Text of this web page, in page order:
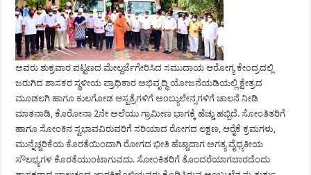
ಅವರು ಶುಕ್ರವಾರ ಪಟ್ಟಣದ ಮೇಲ್ದರ್ಜೆಗೇರಿಸಿದ ಸಮುದಾಯ ಆರೋಗ್ಯ ಕೇಂದ್ರದಲ್ಲಿ
ಜರುಗಿದ ಶಾಸಕರ ಸ್ಥಳೀಯ ಪ್ರಾಧಿಕಾರ ಅಭಿವೃದ್ಧಿ ಯೋಜನೆಯಡಿಯಲ್ಲಿ ಕ್ಷೇತ್ರದ
ಮೂಡಲಗಿ ಹಾಗೂ ಕುಲಗೋಡ ಆಸ್ಪತ್ರೆಗಳಿಗೆ ಅಂಬ್ಯುಲೇನ್ಸಗಳಿಗೆ ಚಾಲನೆ ನೀಡಿ
ಮಾತನಾಡಿ, ಕೊರೋನಾ 2ನೇ ಅಲೆಯು ಗ್ರಾಮೀಣ ಭಾಗಕ್ಕೆ ಹೆಚ್ಚು ಹಬ್ಬಿದೆ. ಸೋಂತಿತರಿಗೆ
ಹಾಗೂ ಸೋಂಕಿನ ಸ್ವಭಾವವಿರುವರಿಗೆ ಸರಿಯಾದ ರೋಗದ ಲಕ್ಷಣ, ಆರೈಕೆ ಕ್ರಮಗಳು,
ಮುನ್ನೆಚ್ಚರಿಕೆಯ ಕೊರತೆಯಿಂದಾಗಿ ರೋಗದ ಭೀತಿ ಹೆಚ್ಚಾದಾಗ ಅಗತ್ಯ ವೈಧ್ಯಕೀಯ
ಸೌಲಭ್ಯಗಳ ಕೊರತೆಯುಂಟಾಗುವದು. ಸೋಂಕಿತರಿಗೆ ತೊಂದರೆಯಾಗಬಾರದೆಂದು